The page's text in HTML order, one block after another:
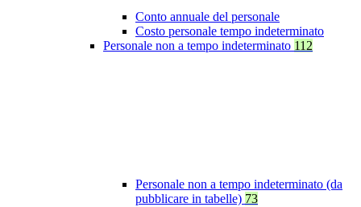
Conto annuale del personale
Costo personale tempo indeterminato
Personale non a tempo indeterminato 112
Personale non a tempo indeterminato (da
pubblicare in tabelle) 73